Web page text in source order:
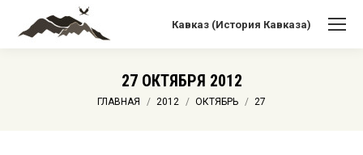
Кавказ (История Кавказа)
27 ОКТЯБРЯ 2012
Вы здесь:
ГЛАВНАЯ 2012 ОКТЯБРЬ 27